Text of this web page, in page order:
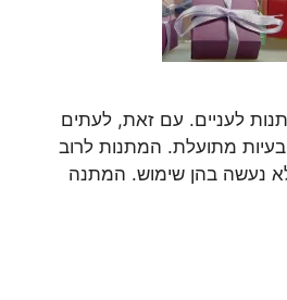
לעניים. עם זאת, לעתים
בעיות מתועלת. המתנות לרוב
לא נעשה בהן שימוש. המתנה